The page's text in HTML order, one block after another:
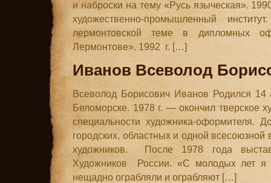
и наброски на тему «Русь языческая».
художественно-промышленный
лермонтовской теме в дипломных
Лермонтове». 1992 г. […]
Иванов Всеволод
Всеволод Борисович Иванов Родился 14
Беломорске. 1978 г. — окончил тверское
специальности художника-оформителя.
городских, областных и одной всесоюзной
художников. После 1978 года
Художников России. «С молодых лет я
нещадно ограбляли и ограбляют […]